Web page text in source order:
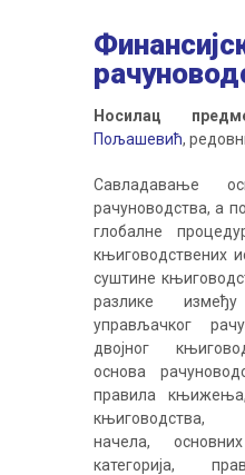
Носилац
Пољашевић,
Савладавање
рачуноводства, а
глобалне
књиговодствених
суштине
разлике
управљачког
двојног
основа
правила
књиговодства,
начела,
категорија,